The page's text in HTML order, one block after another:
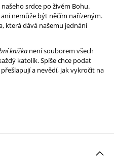
srdce po živém Bohu.
nemůže být něčím nařízeným.
která dává našemu jednání
knížka není souborem všech
katolík. Spíše chce podat
a nevědí, jak vykročit na